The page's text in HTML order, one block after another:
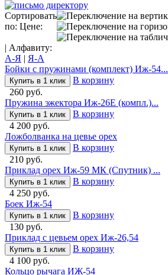
Сортировать
по: Цене:
| Алфавиту:
А-Я | Я-А
Бойки с пружинами (комплект) Иж-54...
Купить в 1 клик
В корзину
260 руб.
Пружина эжектора Иж-26Е (компл.)...
Купить в 1 клик
В корзину
4 200 руб.
Ложболванка на цевье орех
Купить в 1 клик
В корзину
210 руб.
Приклад орех Иж-59 МК (Спутник) ...
Купить в 1 клик
В корзину
4 250 руб.
Боек Иж-54
Купить в 1 клик
В корзину
130 руб.
Приклад с цевьем орех Иж-26,54
Купить в 1 клик
В корзину
4 100 руб.
Кольцо рычага ИЖ-54